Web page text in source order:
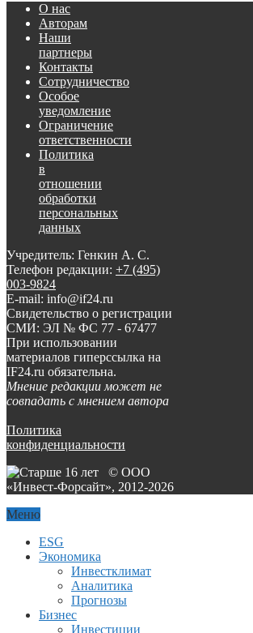
О нас
Авторам
Наши
партнеры
Контакты
Сотрудничество
Особое
уведомление
Ограничение
ответственности
Политика
в
отношении
обработки
персональных
данных
Учредитель: Генкин А. С.
Телефон редакции: +7 (495)
003-9824
E-mail: info@if24.ru
Свидетельство о регистрации
СМИ: ЭЛ № ФС 77 - 67477
При использовании
материалов гиперссылка на
IF24.ru обязательна.
Мнение редакции может не
совпадать с мнением автора
Политика
конфиденциальности
© ООО
«Инвест-Форсайт», 2012-2026
Меню
ESG
Экономика
Инвестклимат
Аналитика
Прогнозы
Бизнес
Инвестиции